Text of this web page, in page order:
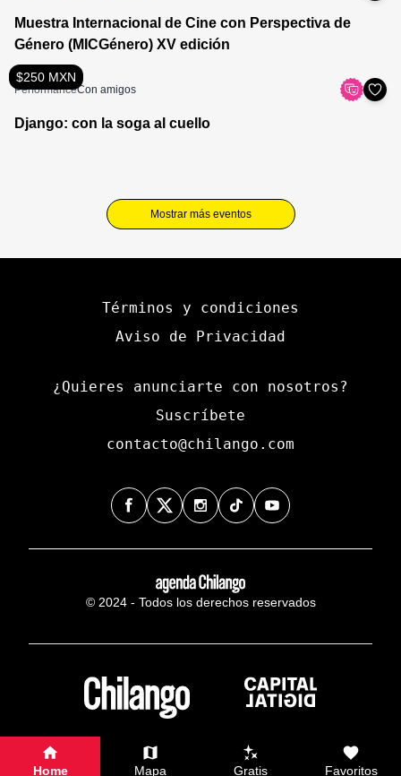
Muestra Internacional de Cine con Perspectiva de
Género (MICGénero) XV edición
$250 MXN
PerformanceCon amigos
Django: con la soga al cuello
Mostrar más eventos
Términos y condiciones
Aviso de Privacidad
¿Quieres anunciarte con nosotros?
Suscríbete
contacto@chilango.com
© 2024 - Todos los derechos reservados
Home Mapa Gratis Favoritos